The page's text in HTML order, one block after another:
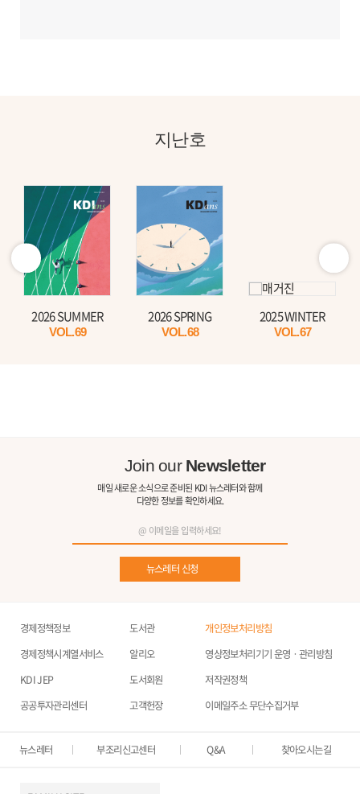
지난호
2026 SUMMER
VOL.69
2026 SPRING
VOL.68
2025 WINTER
VOL.67
Join ourNewsletter
매일 새로운 소식으로 준비된 KDI 뉴스레터와 함께
다양한 정보를 확인하세요.
뉴스레터 신청
경제정책정보
경제정책시계열서비스
KDI JEP
공공투자관리센터
도서관
알리오
도서회원
고객헌장
개인정보처리방침
영상정보처리기기 운영ㆍ관리방침
저작권정책
이메일주소 무단수집거부
뉴스레터 부조리신고센터 Q&A 찾아오시는길